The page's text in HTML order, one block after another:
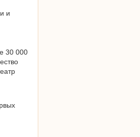
и
30 000